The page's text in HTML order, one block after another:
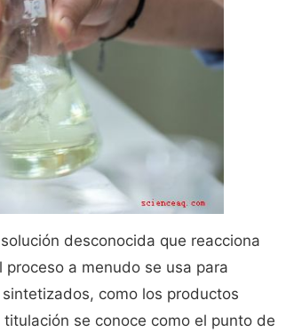
desconocida que reacciona
a menudo se usa para
como los productos
se conoce como el punto de